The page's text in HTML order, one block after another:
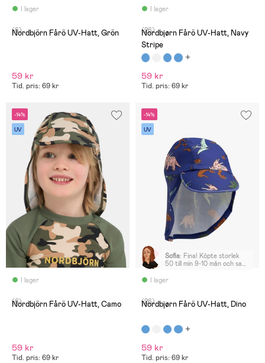
I lager
(6)
Nordbjörn Fårö UV-Hatt, Grön
59 kr
Tid. pris: 69 kr
I lageröverdrivet
(26)
Nordbjørn Fårö UV-Hatt, Navy
Stripe
59 kr
Tid. pris: 69 kr
-14%
UV
I lager
(6)
Nordbjörn Fårö UV-Hatt, Camo
59 kr
Tid. pris: 69 kr
-14%
UV
I lager
Sofia: Fina! Köpte storlek
50 till min 9-10 mån och satt
överdrivet
(26)
Nordbjørn Fårö UV-Hatt, Dino
59 kr
Tid. pris: 69 kr